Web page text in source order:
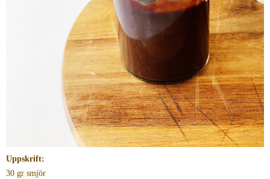
Uppskrift:
30 gr smjör